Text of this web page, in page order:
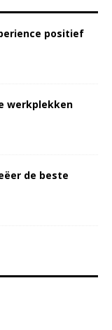
positief
werkplekken
de beste